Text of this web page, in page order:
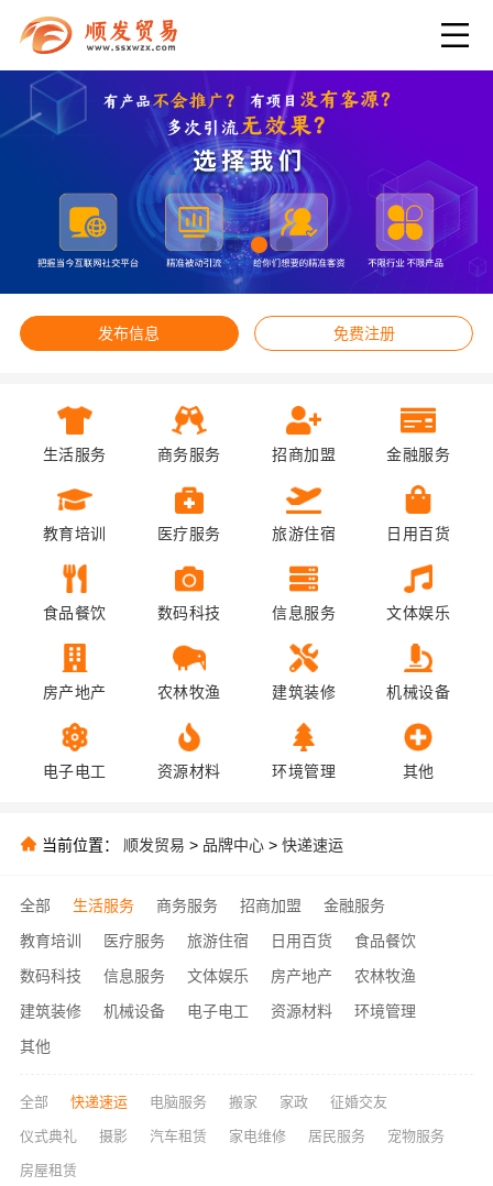
发布信息 免费注册
生活服务 商务服务 招商加盟 金融服务
教育培训 医疗服务 旅游住宿 日用百货
食品餐饮 数码科技 信息服务 文体娱乐
房产地产 农林牧渔 建筑装修 机械设备
电子电工 资源材料 环境管理 其他
当前位置： 顺发贸易 > 品牌中心 > 快递速运
全部 生活服务 商务服务 招商加盟
金融服务
教育培训
医疗服务 旅游住宿 日用百货
食品餐饮
数码科技
信息服务 文体娱乐 房产地产
农林牧渔
建筑装修
机械设备 电子电工 资源材料
环境管理
其他
全部 快递速运 电脑服务 搬家 家政 征婚交友
仪式典礼 摄影 汽车租赁 家电维修 居民服务 宠物服务
房屋租赁